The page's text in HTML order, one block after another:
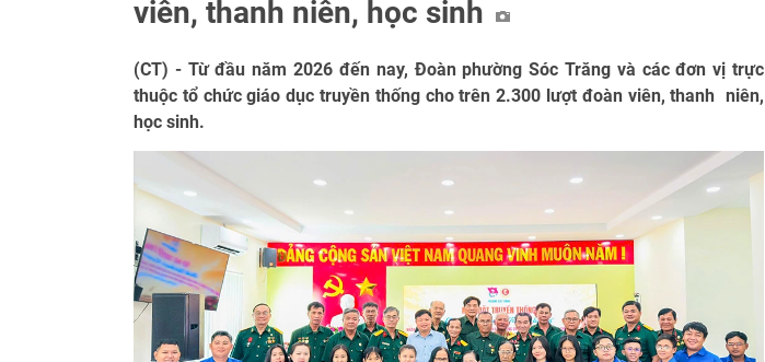
viên, thanh niên, học sinh
(CT) - Từ đầu năm 2026 đến nay, Đoàn phường Sóc Trăng và các đơn vị trực
thuộc tổ chức giáo dục truyền thống cho trên 2.300 lượt đoàn viên, thanh niên,
học sinh.